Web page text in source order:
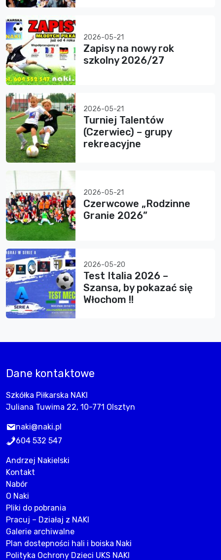
2026-05-21
Zapisy na nowy rok
szkolny 2026/27
2026-05-21
Turniej Talentów
(Czerwiec) – grupy
rekreacyjne
2026-05-21
Czerwcowe „Rodzinne
Granie 2026”
2026-05-20
Test Italia 2026 –
Szansa, by pokazać się
Włochom !!
Dane kontaktowe
Szkółka Piłkarska NAKI
Juliana Tuwima 22, 10-771 Olsztyn
naki@naki.pl
604 532 547
Andrzej Nakielski
Kontakt
Nabór
O Naki
Pliki do pobrania
Pracuj – Działaj z NAKI
Galerie archiwalne
Plan dostepności hali i boiska Naki
Polityka Ochrony Dzieci UKS NAKI